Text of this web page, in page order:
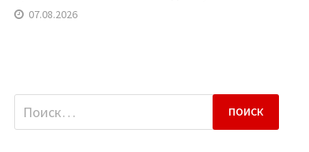
07.08.2026
Найти: